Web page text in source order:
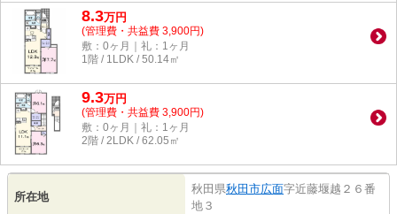
8.3万円
(管理費・共益費 3,900円)
敷：0ヶ月｜礼：1ヶ月
1階 / 1LDK / 50.14㎡
9.3万円
(管理費・共益費 3,900円)
敷：0ヶ月｜礼：1ヶ月
2階 / 2LDK / 62.05㎡
所在地
秋田県秋田市広面字近藤堰越２６番
地３